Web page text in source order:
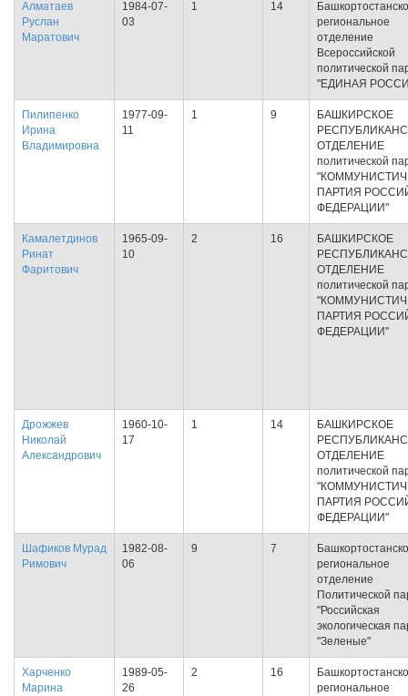
Алматаев
Руслан
Маратович
1984-07-
03
1 14
региональное
отделение
Всероссийской
политической
"ЕДИНАЯ
Пилипенко
Ирина
Владимировна
1977-09-
11
1 9
БАШКИРСКОЕ
ОТДЕЛЕНИЕ
политической
ПАРТИЯ
ФЕДЕРАЦИИ"
Камалетдинов
Ринат
Фаритович
1965-09-
10
2 16
БАШКИРСКОЕ
ОТДЕЛЕНИЕ
политической
ПАРТИЯ
ФЕДЕРАЦИИ"
Дрожжев
Николай
Александрович
1960-10-
17
1 14
БАШКИРСКОЕ
ОТДЕЛЕНИЕ
политической
ПАРТИЯ
ФЕДЕРАЦИИ"
Шафиков Мурад
Римович
1982-08-
06
9 7
региональное
отделение
Политической
"Российская
экологическая
"Зеленые"
Харченко
Марина
1989-05-
26
2 16
региональное